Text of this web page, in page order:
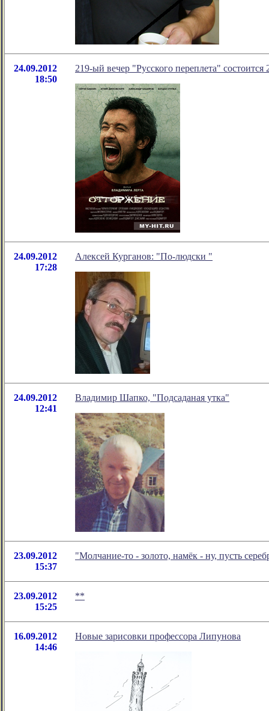
24.09.2012
18:50
219-ый вечер "Русского переплета" состоится
24.09.2012
17:28
Алексей Курганов: "По-людски "
24.09.2012
12:41
Владимир Шапко, "Подсаданая утка"
23.09.2012
15:37
"Молчание-то - золото, намёк - ну, пусть
23.09.2012
15:25
**
16.09.2012
14:46
Новые зарисовки профессора Липунова